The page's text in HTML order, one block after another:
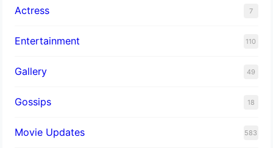
Actress 7
Entertainment 110
Gallery 49
Gossips 18
Movie Updates 583